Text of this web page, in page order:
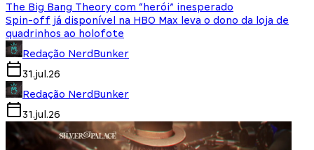
The Big Bang Theory com “herói” inesperado
Spin-off já disponível na HBO Max leva o dono da loja de
quadrinhos ao holofote
Redação NerdBunker
31.jul.26
Redação NerdBunker
31.jul.26